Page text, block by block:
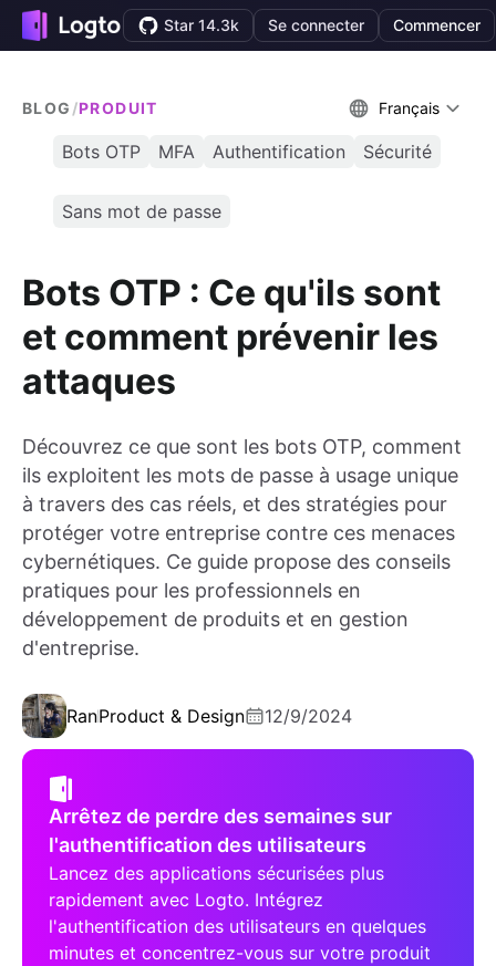
Star 14.3k Se connecter Commencer
BLOG /PRODUIT Français
Bots OTP MFA Authentification Sécurité
Sans mot de passe
Bots OTP : Ce qu'ils sont
et comment prévenir les
attaques
Découvrez ce que sont les bots OTP, comment
ils exploitent les mots de passe à usage unique
à travers des cas réels, et des stratégies pour
protéger votre entreprise contre ces menaces
cybernétiques. Ce guide propose des conseils
pratiques pour les professionnels en
développement de produits et en gestion
d'entreprise.
RanProduct & Design 12/9/2024
Arrêtez de perdre des semaines sur
l'authentification des utilisateurs
Lancez des applications sécurisées plus
rapidement avec Logto. Intégrez
l'authentification des utilisateurs en quelques
minutes et concentrez-vous sur votre produit